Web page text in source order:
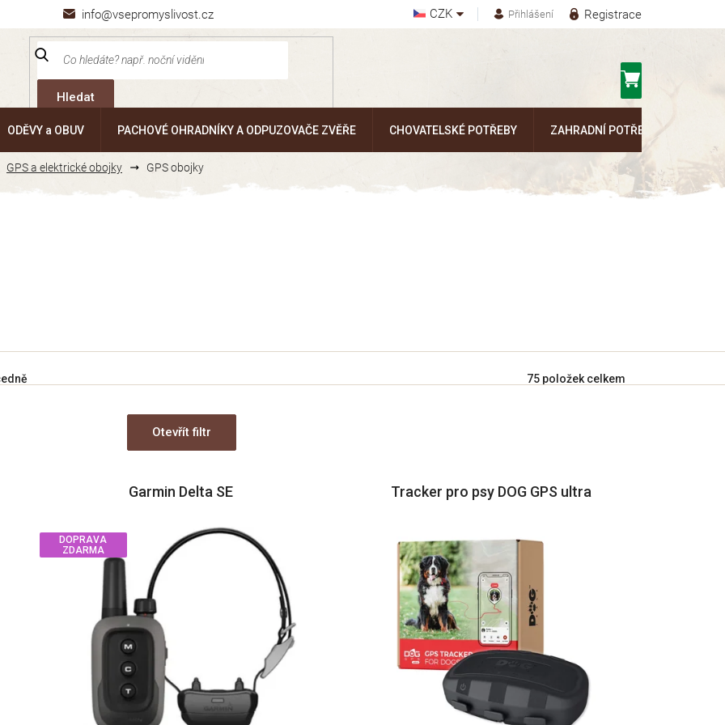
info@vsepromyslivost.cz CZK Registrace
Přihlášení
Hledat
ODĚVY a OBUV PACHOVÉ OHRADNÍKY A ODPUZOVAČE ZVĚŘE CHOVATELSKÉ POTŘEBY ZAHRADNÍ POTŘEBY
GPS a elektrické obojky GPS obojky
75 položek celkem
Otevřít filtr
DOPRAVA
ZDARMA
Garmin Delta SE Tracker pro psy DOG GPS ultra